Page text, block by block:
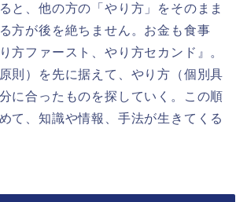
と、他の方の「やり方」をそのまま
方が後を絶ちません。お金も食事
方ファースト、やり方セカンド』。
則）を先に据えて、やり方（個別具
に合ったものを探していく。この順
て、知識や情報、手法が生きてくる